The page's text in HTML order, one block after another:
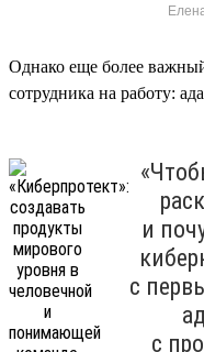
Однако еще более
сотрудника на работу:
и
с
с